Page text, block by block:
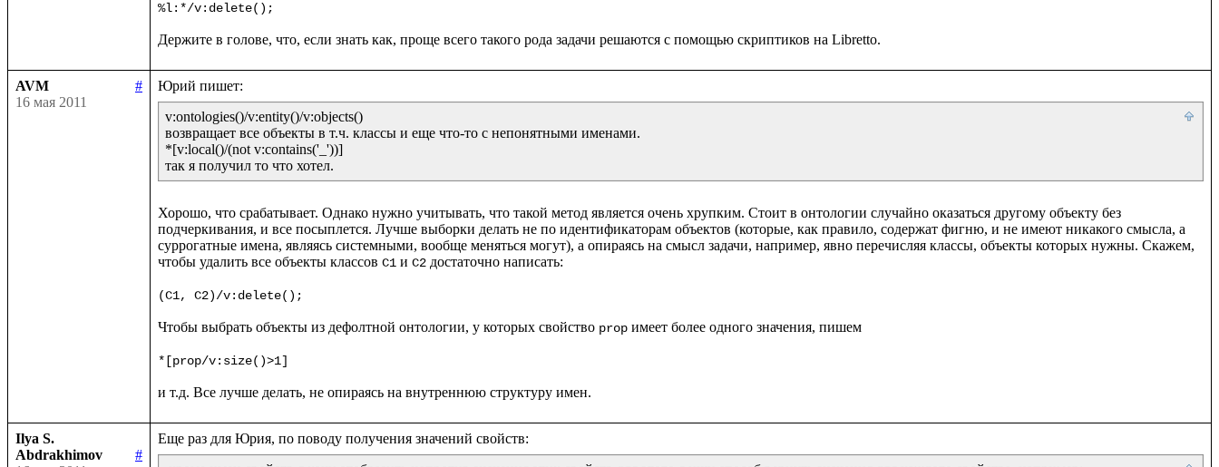
AVM
#
16 мая 2011
v:ontologies()/v:entity()/v:objects()
возвращает все объекты в т.ч. классы и еще что-то с непонятными именами.
*[v:local()/(not v:contains('_'))]
Хорошо, что срабатывает. Однако нужно учитывать, что такой метод является очень хрупким. Стоит в онтологии случайно оказаться другому объекту без
подчеркивания, и все посыплется. Лучше выборки делать не по идентификаторам объектов (которые, как правило, содержат фигню, и не имеют никакого смысла, а
суррогатные имена, являясь системными, вообще меняться могут), а опираясь на смысл задачи, например, явно перечисляя классы, объекты которых нужны. Скажем,
чтобы удалить все объекты классов С1 и C2 достаточно написать:
(C1, C2)/v:delete();
Чтобы выбрать объекты из дефолтной онтологии, у которых свойство prop имеет более одного значения, пишем
*[prop/v:size()>1]
Ilya S.
Abdrakhimov
#